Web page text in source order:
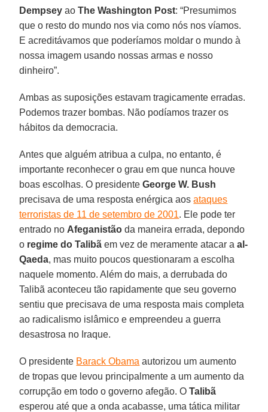
Dempsey aoThe Washington Post: “Presumimos
que o resto do mundo nos via como nós nos víamos.
E acreditávamos que poderíamos moldar o mundo à
nossa imagem usando nossas armas e nosso
dinheiro”.
Ambas as suposições estavam tragicamente erradas.
Podemos trazer bombas. Não podíamos trazer os
hábitos da democracia.
Antes que alguém atribua a culpa, no entanto, é
importante reconhecer o grau em que nunca houve
boas escolhas. O presidenteGeorge W. Bush
precisava de uma resposta enérgica aosataques
terroristas de 11 de setembro de 2001. Ele pode ter
entrado no Afeganistão da maneira errada, depondo
o regime do Talibã em vez de meramente atacar aal-
Qaeda, mas muito poucos questionaram a escolha
naquele momento. Além do mais, a derrubada do
Talibã aconteceu tão rapidamente que seu governo
sentiu que precisava de uma resposta mais completa
ao radicalismo islâmico e empreendeu a guerra
desastrosa no Iraque.
O presidente Barack Obama autorizou um aumento
de tropas que levou principalmente a um aumento da
corrupção em todo o governo afegão. OTalibã
esperou até que a onda acabasse, uma tática militar